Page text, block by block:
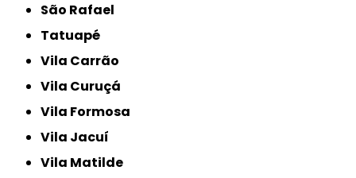
São Rafael
Tatuapé
Vila Carrão
Vila Curuçá
Vila Formosa
Vila Jacuí
Vila Matilde